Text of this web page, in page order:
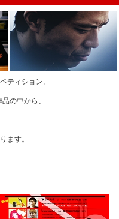
ティション。
の中から、
ます。